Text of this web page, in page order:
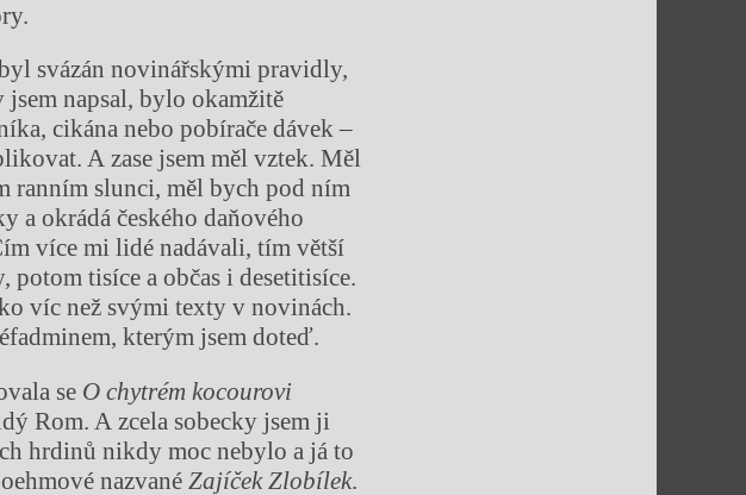
svázán novinářskými pravidly,
napsal, bylo okamžitě
cikána nebo pobírače dávek –
A zase jsem měl vztek. Měl
ranním slunci, měl bych pod ním
a okrádá českého daňového
více mi lidé nadávali, tím větší
potom tisíce a občas i desetitisíce.
víc než svými texty v novinách.
kterým jsem doteď.
se O chytrém kocourovi
Rom. A zcela sobecky jsem ji
hrdinů nikdy moc nebylo a já to
nazvanéZajíček Zlobílek.